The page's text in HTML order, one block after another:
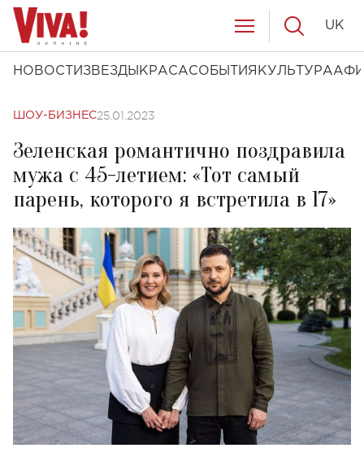
НОВОСТИ ЗВЕЗДЫ КРАСАСОБЫТИЯ КУЛЬТУРА
UK
ШОУ-БИЗНЕС25.01.2023
Зеленская романтично поздравила
мужа с 45-летием: «Тот самый
парень, которого я встретила в 17»